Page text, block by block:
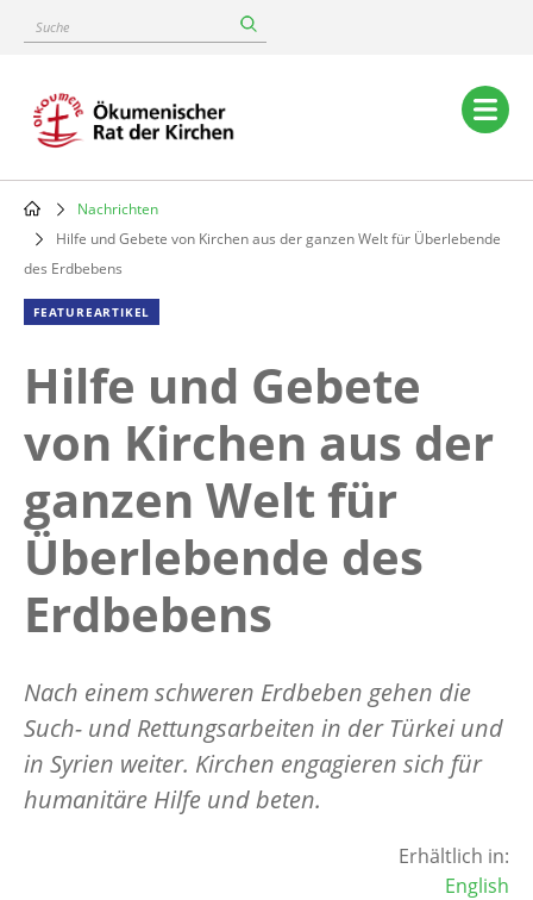
content
Suche
Main
navigation
Breadcrumb
Nachrichten
Hilfe und Gebete von Kirchen aus der ganzen Welt für Überlebende
des Erdbebens
FEATUREARTIKEL
Hilfe und Gebete
von Kirchen aus der
ganzen Welt für
Überlebende des
Erdbebens
Nach einem schweren Erdbeben gehen die
Such- und Rettungsarbeiten in der Türkei und
in Syrien weiter. Kirchen engagieren sich für
humanitäre Hilfe und beten.
Erhältlich in:
English